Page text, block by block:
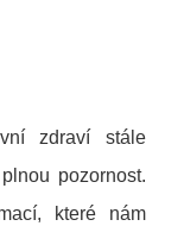
zdraví stále
pozornost.
které nám